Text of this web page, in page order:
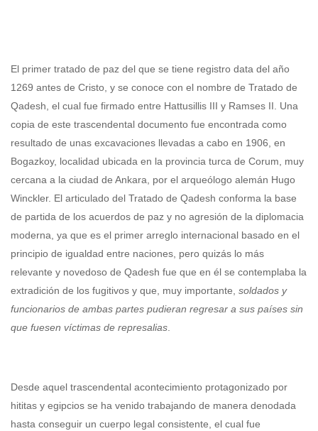
El primer tratado de paz del que se tiene registro data del año
1269 antes de Cristo, y se conoce con el nombre de Tratado de
Qadesh, el cual fue firmado entre Hattusillis III y Ramses II. Una
copia de este trascendental documento fue encontrada como
resultado de unas excavaciones llevadas a cabo en 1906, en
Bogazkoy, localidad ubicada en la provincia turca de Corum, muy
cercana a la ciudad de Ankara, por el arqueólogo alemán Hugo
Winckler. El articulado del Tratado de Qadesh conforma la base
de partida de los acuerdos de paz y no agresión de la diplomacia
moderna, ya que es el primer arreglo internacional basado en el
principio de igualdad entre naciones, pero quizás lo más
relevante y novedoso de Qadesh fue que en él se contemplaba la
extradición de los fugitivos y que, muy importante, soldados y
funcionarios de ambas partes pudieran regresar a sus países sin
que fuesen víctimas de represalias
Desde aquel trascendental acontecimiento protagonizado por
hititas y egipcios se ha venido trabajando de manera denodada
hasta conseguir un cuerpo legal consistente, el cual fue